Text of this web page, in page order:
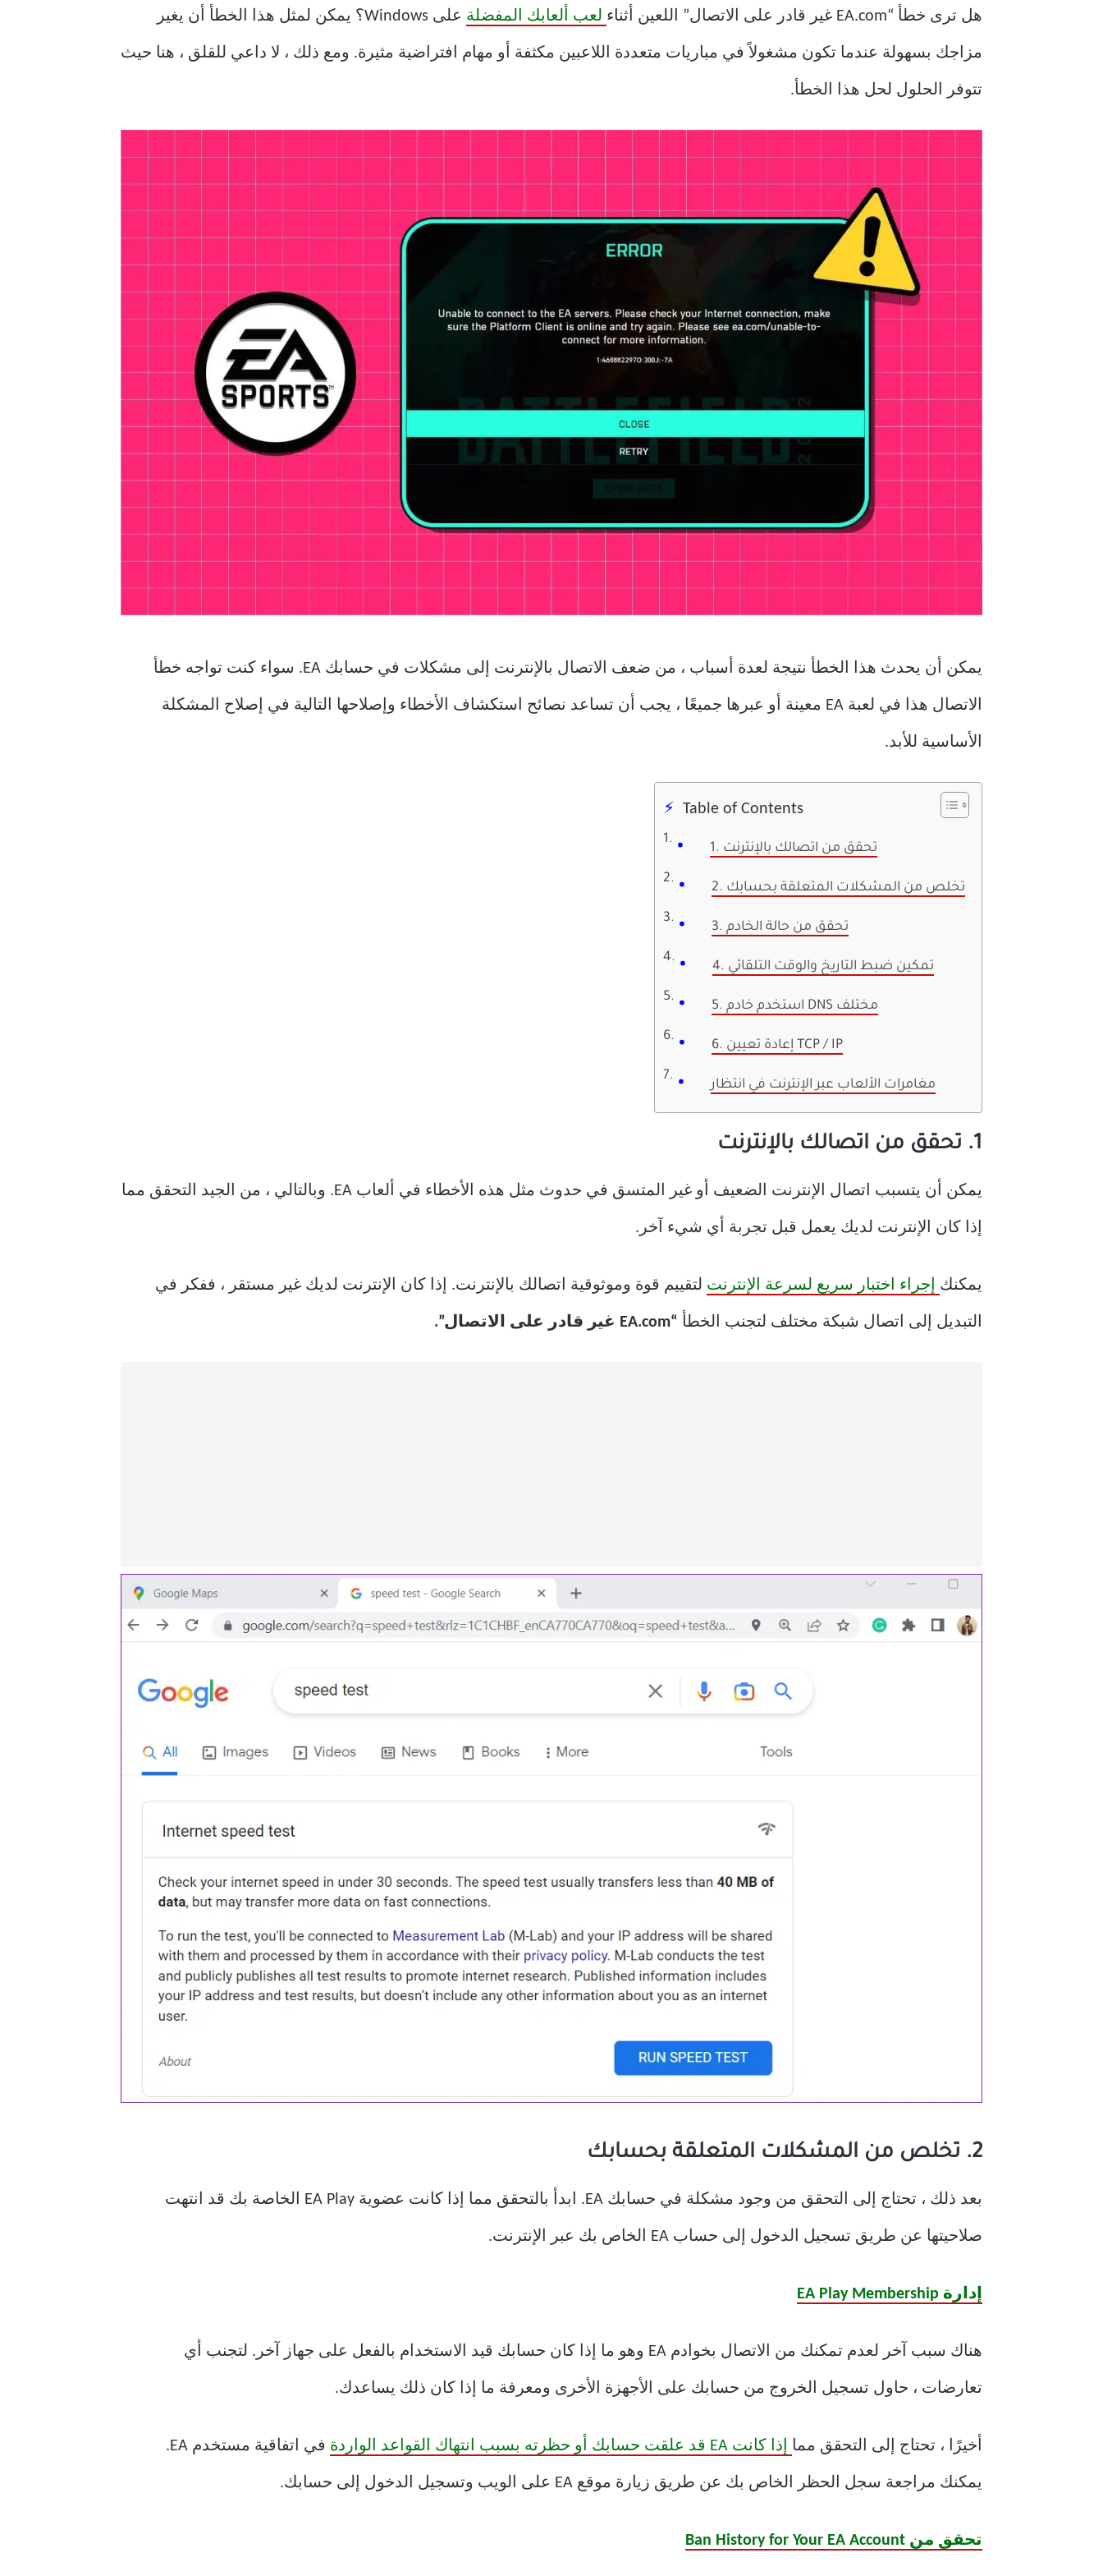
هل ترى خطأ “EA.com غير قادر على الاتصال” اللعين أثناء لعب ألعابك المفضلة على Windows؟ يمكن لمثل هذا الخطأ أن يغير
مزاجك بسهولة عندما تكون مشغولاً في مباريات متعددة اللاعبين مكثفة أو مهام افتراضية مثيرة. ومع ذلك ، لا داعي للقلق ، هنا حيث
تتوفر الحلول لحل هذا الخطأ.
يمكن أن يحدث هذا الخطأ نتيجة لعدة أسباب ، من ضعف الاتصال بالإنترنت إلى مشكلات في حسابك EA. سواء كنت تواجه خطأ
الاتصال هذا في لعبة EA معينة أو عبرها جميعًا ، يجب أن تساعد نصائح استكشاف الأخطاء وإصلاحها التالية في إصلاح المشكلة
الأساسية للأبد.
Table of Contents
1. تحقق من اتصالك بالإنترنت
2. تخلص من المشكلات المتعلقة بحسابك
3. تحقق من حالة الخادم
4. تمكين ضبط التاريخ والوقت التلقائي
5. استخدم خادم DNS مختلف
6. إعادة تعيين TCP / IP
مغامرات الألعاب عبر الإنترنت في انتظار
1. تحقق من اتصالك بالإنترنت
يمكن أن يتسبب اتصال الإنترنت الضعيف أو غير المتسق في حدوث مثل هذه الأخطاء في ألعاب EA. وبالتالي ، من الجيد التحقق مما
إذا كان الإنترنت لديك يعمل قبل تجربة أي شيء آخر.
يمكنك إجراء اختبار سريع لسرعة الإنترنت لتقييم قوة وموثوقية اتصالك بالإنترنت. إذا كان الإنترنت لديك غير مستقر ، ففكر في
التبديل إلى اتصال شبكة مختلف لتجنب الخطأ “EA.com غير قادر على الاتصال”.
2. تخلص من المشكلات المتعلقة بحسابك
بعد ذلك ، تحتاج إلى التحقق من وجود مشكلة في حسابك EA. ابدأ بالتحقق مما إذا كانت عضوية EA Play الخاصة بك قد انتهت
صلاحيتها عن طريق تسجيل الدخول إلى حساب EA الخاص بك عبر الإنترنت.
إدارة EA Play Membership
هناك سبب آخر لعدم تمكنك من الاتصال بخوادم EA وهو ما إذا كان حسابك قيد الاستخدام بالفعل على جهاز آخر. لتجنب أي
تعارضات ، حاول تسجيل الخروج من حسابك على الأجهزة الأخرى ومعرفة ما إذا كان ذلك يساعدك.
أخيرًا ، تحتاج إلى التحقق مما إذا كانت EA قد علقت حسابك أو حظرته بسبب انتهاك القواعد الواردة في اتفاقية مستخدم EA.
يمكنك مراجعة سجل الحظر الخاص بك عن طريق زيارة موقع EA على الويب وتسجيل الدخول إلى حسابك.
تحقق من Ban History for Your EA Account